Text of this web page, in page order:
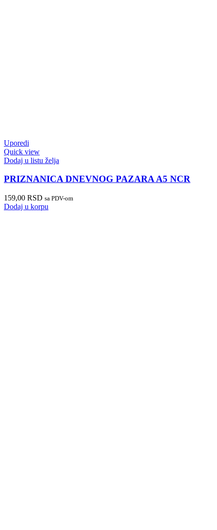
Uporedi
Quick view
Dodaj u listu želja
PRIZNANICA DNEVNOG PAZARA A5 NCR
159,00 RSD sa PDV-om
Dodaj u korpu